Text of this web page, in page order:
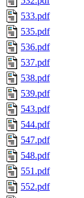
533.pdf
535.pdf
536.pdf
537.pdf
538.pdf
539.pdf
543.pdf
544.pdf
547.pdf
548.pdf
551.pdf
552.pdf